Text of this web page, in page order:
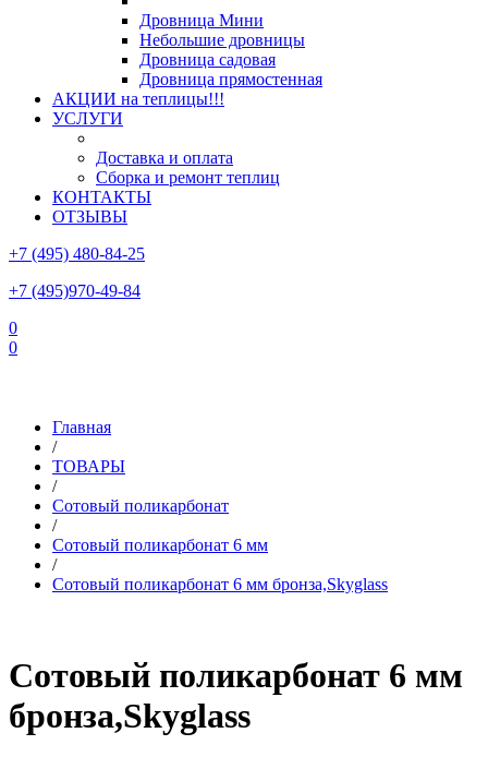
Дровница Мини
Небольшие дровницы
Дровница садовая
Дровница прямостенная
АКЦИИ на теплицы!!!
УСЛУГИ
Доставка и оплата
Сборка и ремонт теплиц
КОНТАКТЫ
ОТЗЫВЫ
+7 (495) 480-84-25
+7 (495)970-49-84
0
0
Главная
/
ТОВАРЫ
/
Сотовый поликарбонат
/
Сотовый поликарбонат 6 мм
/
Сотовый поликарбонат 6 мм бронза,Skyglass
Сотовый поликарбонат 6 мм
бронза,Skyglass